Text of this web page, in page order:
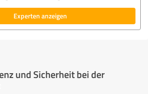
Experten anzeigen
und Sicherheit bei der